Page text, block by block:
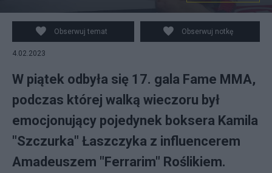
Kamil Łaszczyk znokautował Amadeusza "Ferrariego"
Roślika w walce podczas 17. gali Fame MMA. (fot.
Twitter)
Obserwuj temat Obserwuj notkę
4.02.2023
W piątek odbyła się 17. gala Fame MMA,
podczas której walką wieczoru był
emocjonujący pojedynek boksera Kamila
"Szczurka" Łaszczyka z influencerem
Amadeuszem "Ferrarim" Roślikiem.